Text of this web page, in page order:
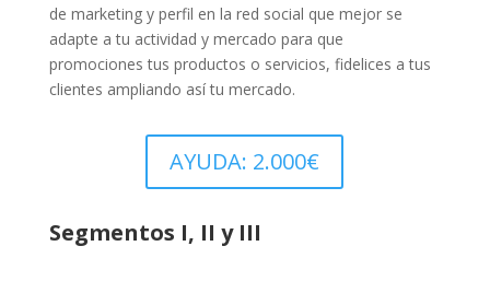
de marketing y perfil en la red social que mejor se
adapte a tu actividad y mercado para que
promociones tus productos o servicios, fidelices a tus
clientes ampliando así tu mercado.
AYUDA: 2.000€
Segmentos I, II y III